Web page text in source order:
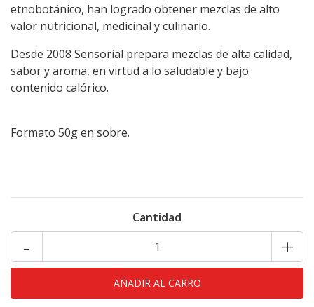
etnobotánico, han logrado obtener mezclas de alto
valor nutricional, medicinal y culinario.
Desde 2008 Sensorial prepara mezclas de alta calidad,
sabor y aroma, en virtud a lo saludable y bajo
contenido calórico.
Formato 50g en sobre.
Cantidad
+
-